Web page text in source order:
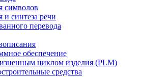
символов
и синтеза речи
перевода
обеспечение
циклом изделия (PLM)
средства